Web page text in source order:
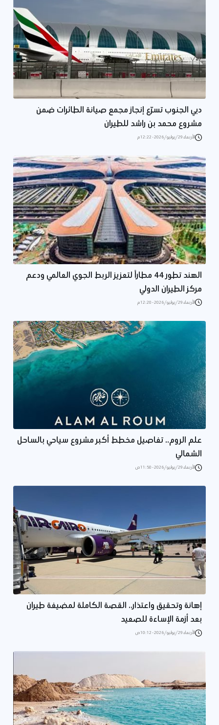
دبي الجنوب تسرّع إنجاز مجمع صيانة الطائرات ضمن
مشروع محمد بن راشد للطيران
الأربعاء 29/يوليو/2026 - 12:22 م
الهند تطور 44 مطاراً لتعزيز الربط الجوي العالمي ودعم
مركز الطيران الدولي
الأربعاء 29/يوليو/2026 - 12:20 م
علم الروم.. تفاصيل مخطط أكبر مشروع سياحي بالساحل
الشمالي
الأربعاء 29/يوليو/2026 - 11:50 ص
إهانة وتحقيق واعتذار.. القصة الكاملة لمضيفة طيران
بعد أزمة الإساءة للصعيد
الأربعاء 29/يوليو/2026 - 10:12 ص